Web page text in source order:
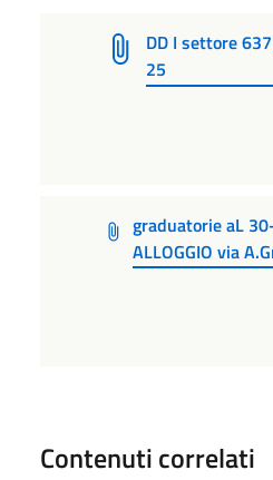
DD I settore
25
graduatorie aL
ALLOGGIO via
Contenuti correlati